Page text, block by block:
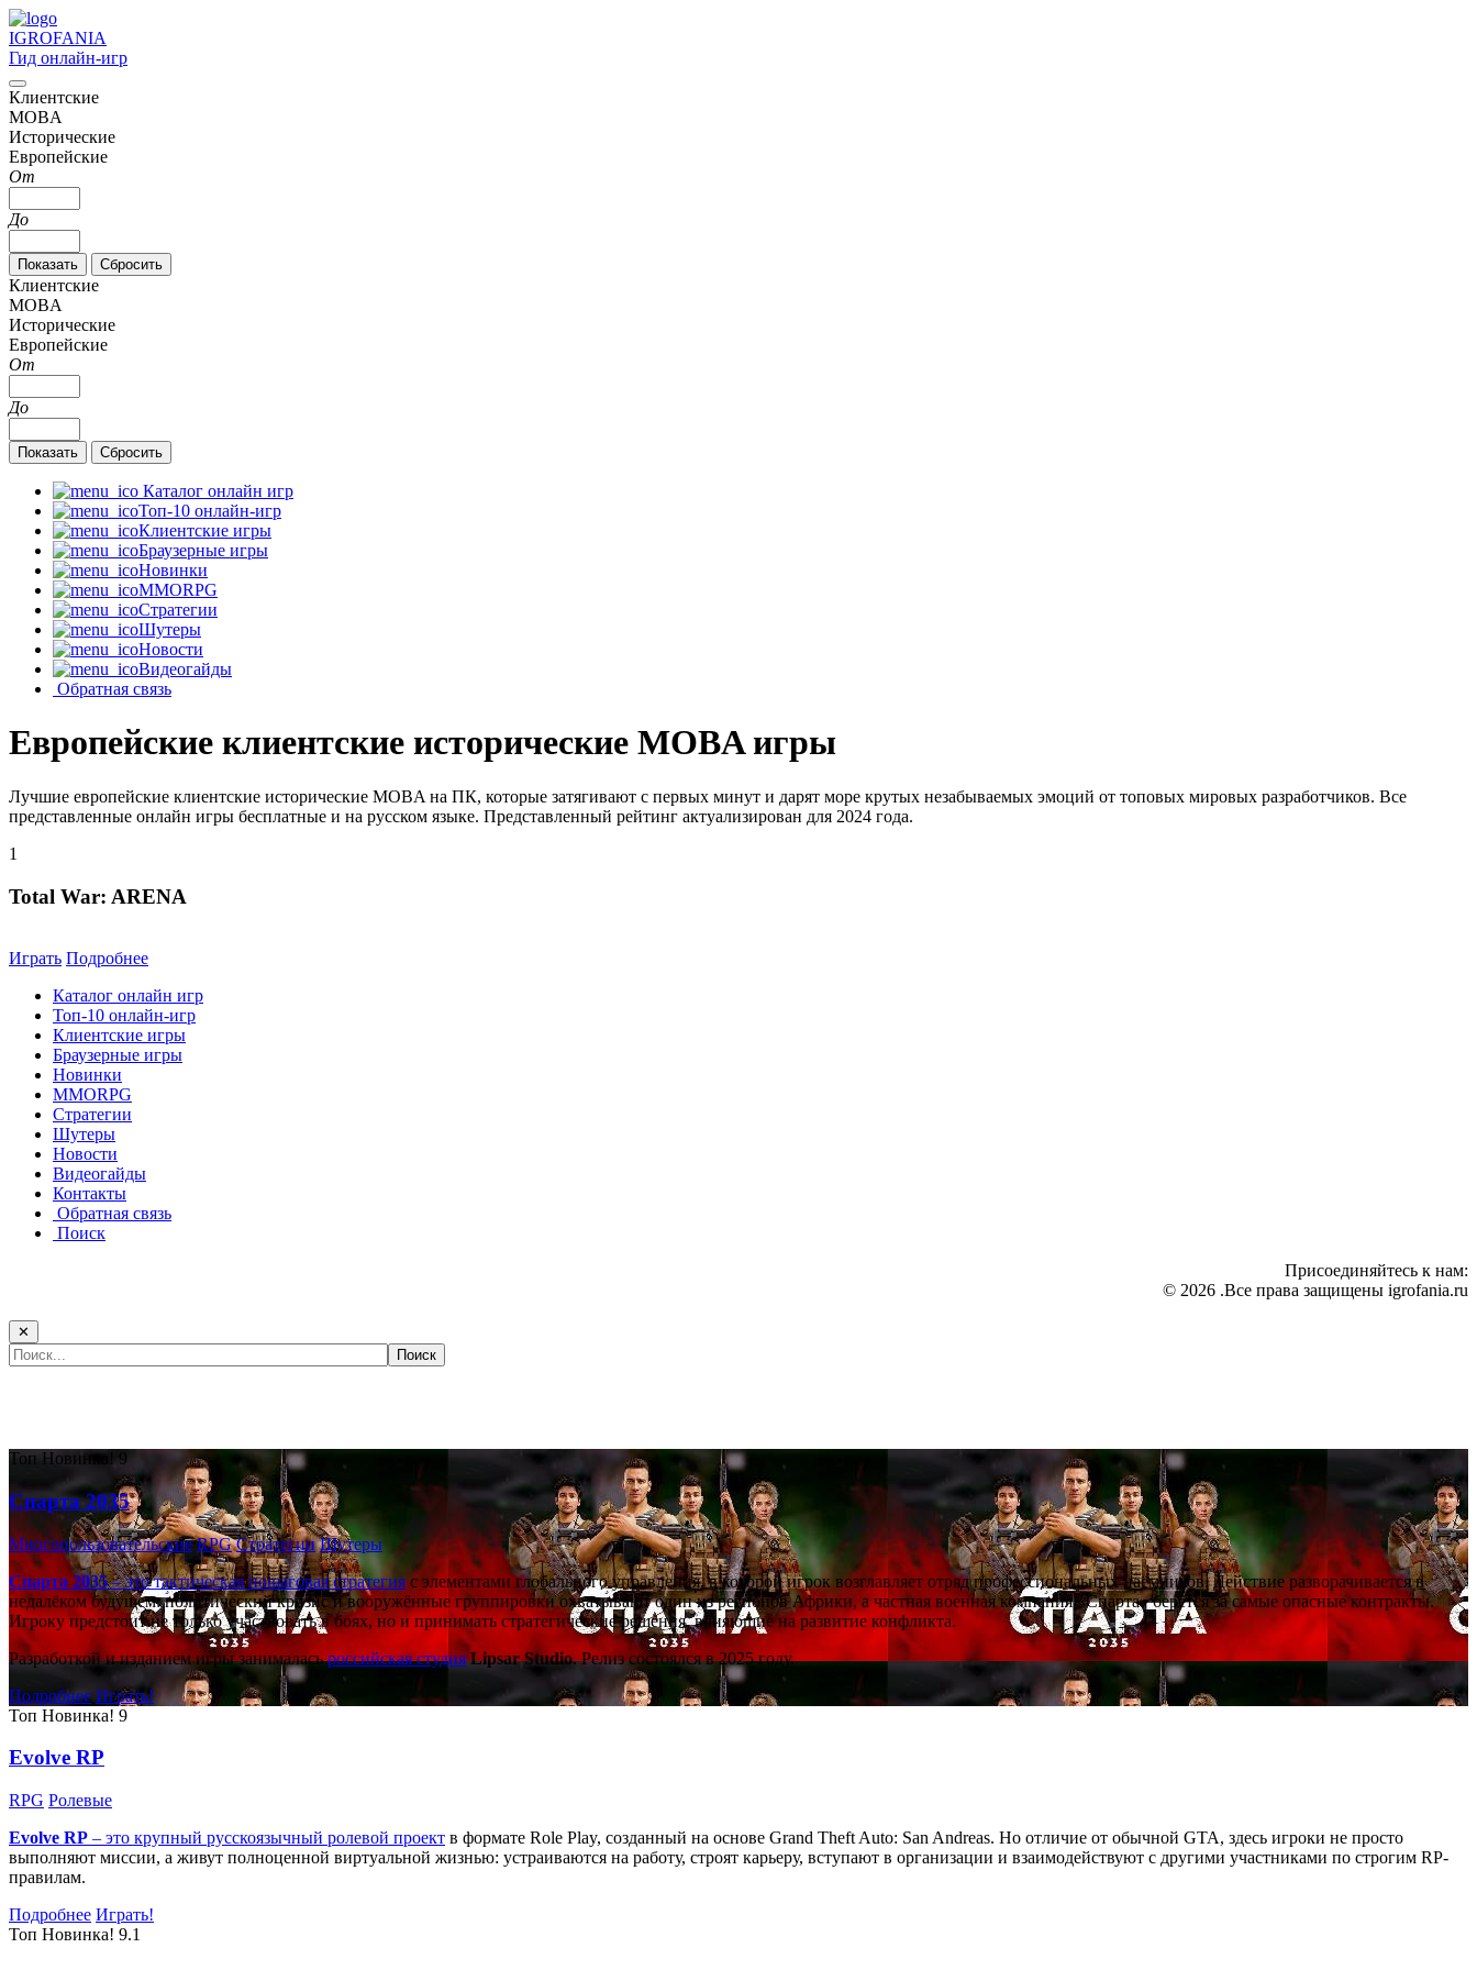
IGROFANIA
Гид онлайн-игр
Клиентские
MOBA
Исторические
Европейские
От
До
Клиентские
MOBA
Исторические
Европейские
От
До
Каталог онлайн игр
Топ-10 онлайн-игр
Клиентские игры
Браузерные игры
Новинки
MMORPG
Стратегии
Шутеры
Новости
Видеогайды
Обратная связь
Европейские клиентские исторические MOBA игры
Лучшие европейские клиентские исторические MOBA на ПК, которые затягивают с первых минут и дарят море крутых незабываемых эмоций от топовых мировых разработчиков. Все
представленные онлайн игры бесплатные и на русском языке. Представленный рейтинг актуализирован для 2024 года.
1
Total War: ARENA
Играть Подробнее
Каталог онлайн игр
Топ-10 онлайн-игр
Клиентские игры
Браузерные игры
Новинки
MMORPG
Стратегии
Шутеры
Новости
Видеогайды
Контакты
Обратная связь
Поиск
Присоединяйтесь к нам:
© 2026 .Все права защищены igrofania.ru
✕
Топ Новинка! 9
Спарта 2035
Многопользовательские RPG Стратегии Шутеры
Спарта 2035– это тактическаяпошаговая стратегияс элементами глобального управления, в которой игрок возглавляет отряд профессиональных наёмников. Действие разворачивается в
недалёком будущем: политический кризис и вооружённые группировки охватывают один из регионов Африки, а частная военная компания «Спарта» берётся за самые опасные контракты.
Игроку предстоит не только участвовать в боях, но и принимать стратегические решения, влияющие на развитие конфликта.
Разработкой и изданием игры занималасьроссийская студия Lipsar Studio. Релиз состоялся в 2025 году.
Подробнее Играть!
Топ Новинка! 9
Evolve RP
RPG Ролевые
Evolve RP – это крупный русскоязычный ролевой проект в формате Role Play, созданный на основе Grand Theft Auto: San Andreas. Но отличие от обычной GTA, здесь игроки не просто
выполняют миссии, а живут полноценной виртуальной жизнью: устраиваются на работу, строят карьеру, вступают в организации и взаимодействуют с другими участниками по строгим RP-
правилам.
Подробнее Играть!
Топ Новинка! 9.1